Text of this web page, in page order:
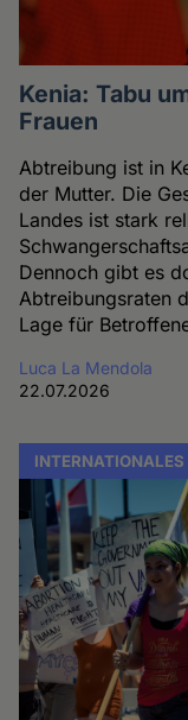
Kenia: Tabu
Frauen
Abtreibung ist in
der Mutter. Die
Landes ist stark
Dennoch gibt es
Abtreibungsraten
Lage für
Luca La Mendola
22.07.2026
INTERNATIONALES